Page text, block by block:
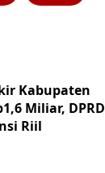
Kabupaten
Miliar, DPRD
Riil